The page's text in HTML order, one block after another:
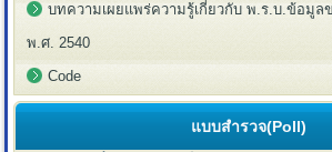
บทความเผยแพร่ความรู้เกี่ยวกับ พ.ร.บ.ข้อมูล
พ.ศ. 2540
Code
แบบสำรวจ(Poll)